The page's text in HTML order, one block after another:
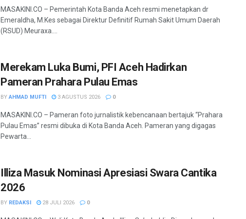
MASAKINI.CO – Pemerintah Kota Banda Aceh resmi menetapkan dr
Emeraldha, M.Kes sebagai Direktur Definitif Rumah Sakit Umum Daerah
(RSUD) Meuraxa....
Merekam Luka Bumi, PFI Aceh Hadirkan
Pameran Prahara Pulau Emas
BY AHMAD MUFTI 3 AGUSTUS 2026 0
MASAKINI.CO – Pameran foto jurnalistik kebencanaan bertajuk “Prahara
Pulau Emas” resmi dibuka di Kota Banda Aceh. Pameran yang digagas
Pewarta...
Illiza Masuk Nominasi Apresiasi Swara Cantika
2026
BY REDAKSI 28 JULI 2026 0